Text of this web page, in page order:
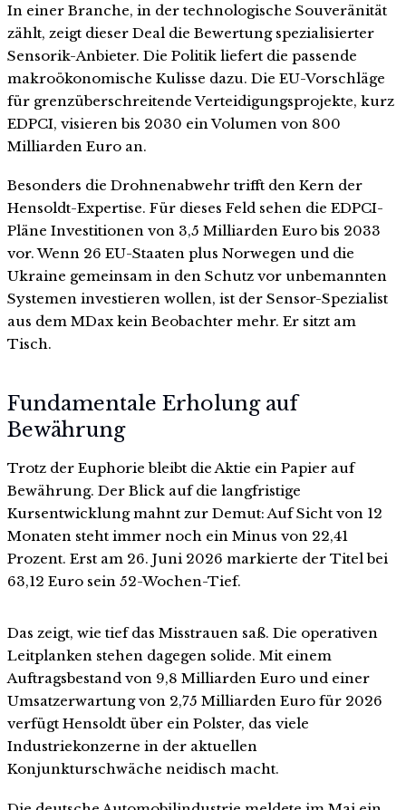
In einer Branche, in der technologische Souveränität
zählt, zeigt dieser Deal die Bewertung spezialisierter
Sensorik-Anbieter. Die Politik liefert die passende
makroökonomische Kulisse dazu. Die EU-Vorschläge
für grenzüberschreitende Verteidigungsprojekte, kurz
EDPCI, visieren bis 2030 ein Volumen von 800
Milliarden Euro an.
Besonders die Drohnenabwehr trifft den Kern der
Hensoldt-Expertise. Für dieses Feld sehen die EDPCI-
Pläne Investitionen von 3,5 Milliarden Euro bis 2033
vor. Wenn 26 EU-Staaten plus Norwegen und die
Ukraine gemeinsam in den Schutz vor unbemannten
Systemen investieren wollen, ist der Sensor-Spezialist
aus dem MDax kein Beobachter mehr. Er sitzt am
Tisch.
Fundamentale Erholung auf
Bewährung
Trotz der Euphorie bleibt die Aktie ein Papier auf
Bewährung. Der Blick auf die langfristige
Kursentwicklung mahnt zur Demut: Auf Sicht von 12
Monaten steht immer noch ein Minus von 22,41
Prozent. Erst am 26. Juni 2026 markierte der Titel bei
63,12 Euro sein 52-Wochen-Tief.
Das zeigt, wie tief das Misstrauen saß. Die operativen
Leitplanken stehen dagegen solide. Mit einem
Auftragsbestand von 9,8 Milliarden Euro und einer
Umsatzerwartung von 2,75 Milliarden Euro für 2026
verfügt Hensoldt über ein Polster, das viele
Industriekonzerne in der aktuellen
Konjunkturschwäche neidisch macht.